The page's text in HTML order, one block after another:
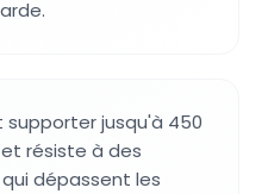
jusqu'à 450
résiste à des
dépassent les